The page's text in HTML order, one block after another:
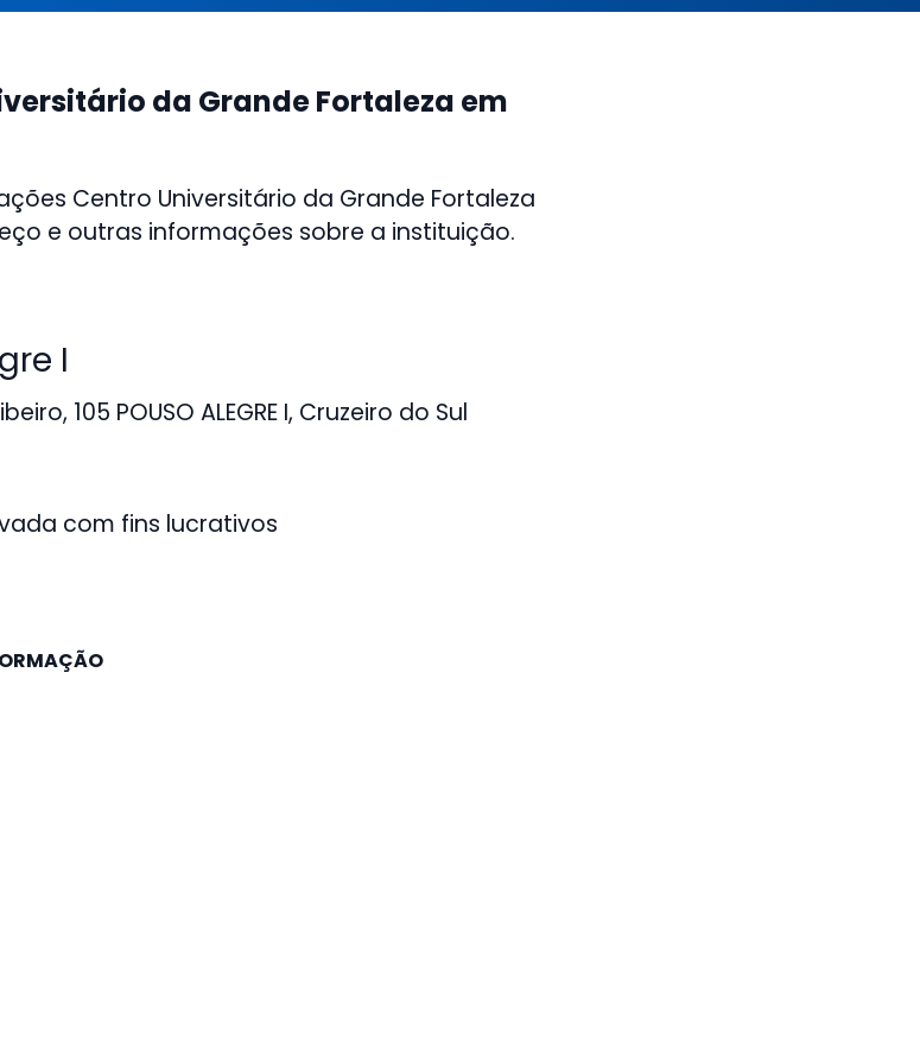
da Grande Fortaleza em
Centro Universitário da Grande Fortaleza
e outras informações sobre a instituição.
I
105 POUSO ALEGRE I, Cruzeiro do Sul
com fins lucrativos